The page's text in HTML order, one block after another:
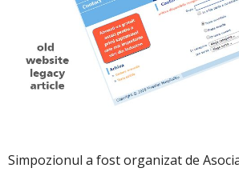
Simpozionul a fost organizat de